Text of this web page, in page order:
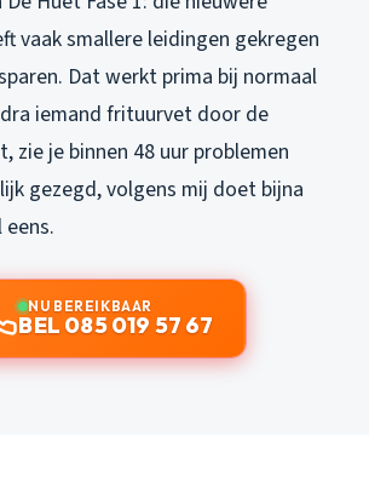
vaak smallere leidingen gekregen
Dat werkt prima bij normaal
iemand frituurvet door de
zie je binnen 48 uur problemen
gezegd, volgens mij doet bijna
NU BEREIKBAAR
BEL 085 019 57 67